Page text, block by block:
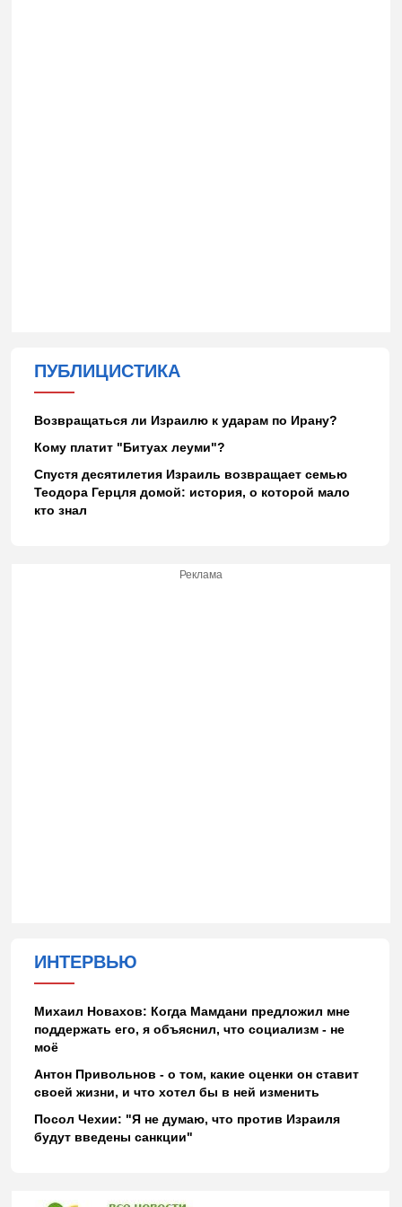
ПУБЛИЦИСТИКА
Возвращаться ли Израилю к ударам по Ирану?
Кому платит "Битуах леуми"?
Спустя десятилетия Израиль возвращает семью
Теодора Герцля домой: история, о которой мало
кто знал
Реклама
ИНТЕРВЬЮ
Михаил Новахов: Когда Мамдани предложил мне
поддержать его, я объяснил, что социализм - не
моё
Антон Привольнов - о том, какие оценки он ставит
своей жизни, и что хотел бы в ней изменить
Посол Чехии: "Я не думаю, что против Израиля
будут введены санкции"